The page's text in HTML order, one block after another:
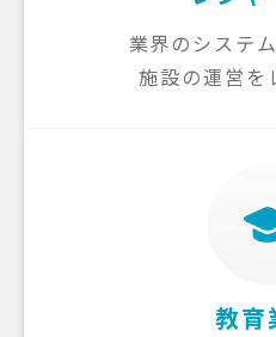
業界のシステ
施設の運営を
教育